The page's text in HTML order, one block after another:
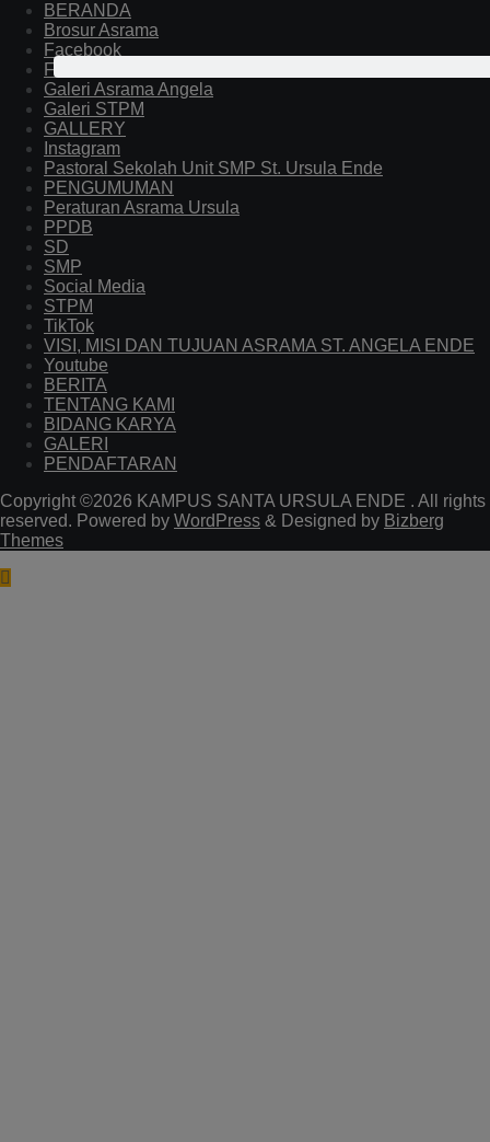
BERANDA
Brosur Asrama
Facebook
Fasilitas Asrama Ursula
Galeri Asrama Angela
Galeri STPM
GALLERY
Instagram
Pastoral Sekolah Unit SMP St. Ursula Ende
PENGUMUMAN
Peraturan Asrama Ursula
PPDB
SD
SMP
Social Media
STPM
TikTok
VISI, MISI DAN TUJUAN ASRAMA ST. ANGELA ENDE
Youtube
BERITA
TENTANG KAMI
BIDANG KARYA
GALERI
PENDAFTARAN
Copyright ©2026 KAMPUS SANTA URSULA ENDE . All rights
reserved. Powered by WordPress & Designed by Bizberg
Themes